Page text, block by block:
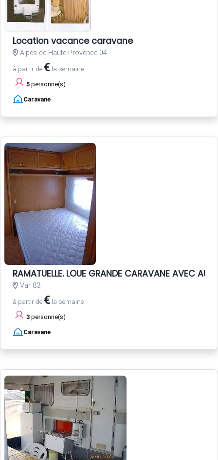
Location vacance caravane
Alpes-de-Haute-Provence 04
à partir de € la semaine
5 personne(s)
Caravane
RAMATUELLE. LOUE GRANDE CARAVANE AVEC
Var 83
à partir de € la semaine
3 personne(s)
Caravane